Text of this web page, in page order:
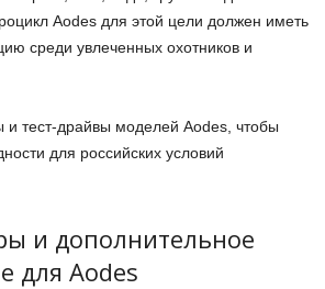
Aodes для этой цели должен иметь
среди увлеченных охотников и
и тест-драйвы моделей Aodes, чтобы
для российских условий
и дополнительное
для Aodes